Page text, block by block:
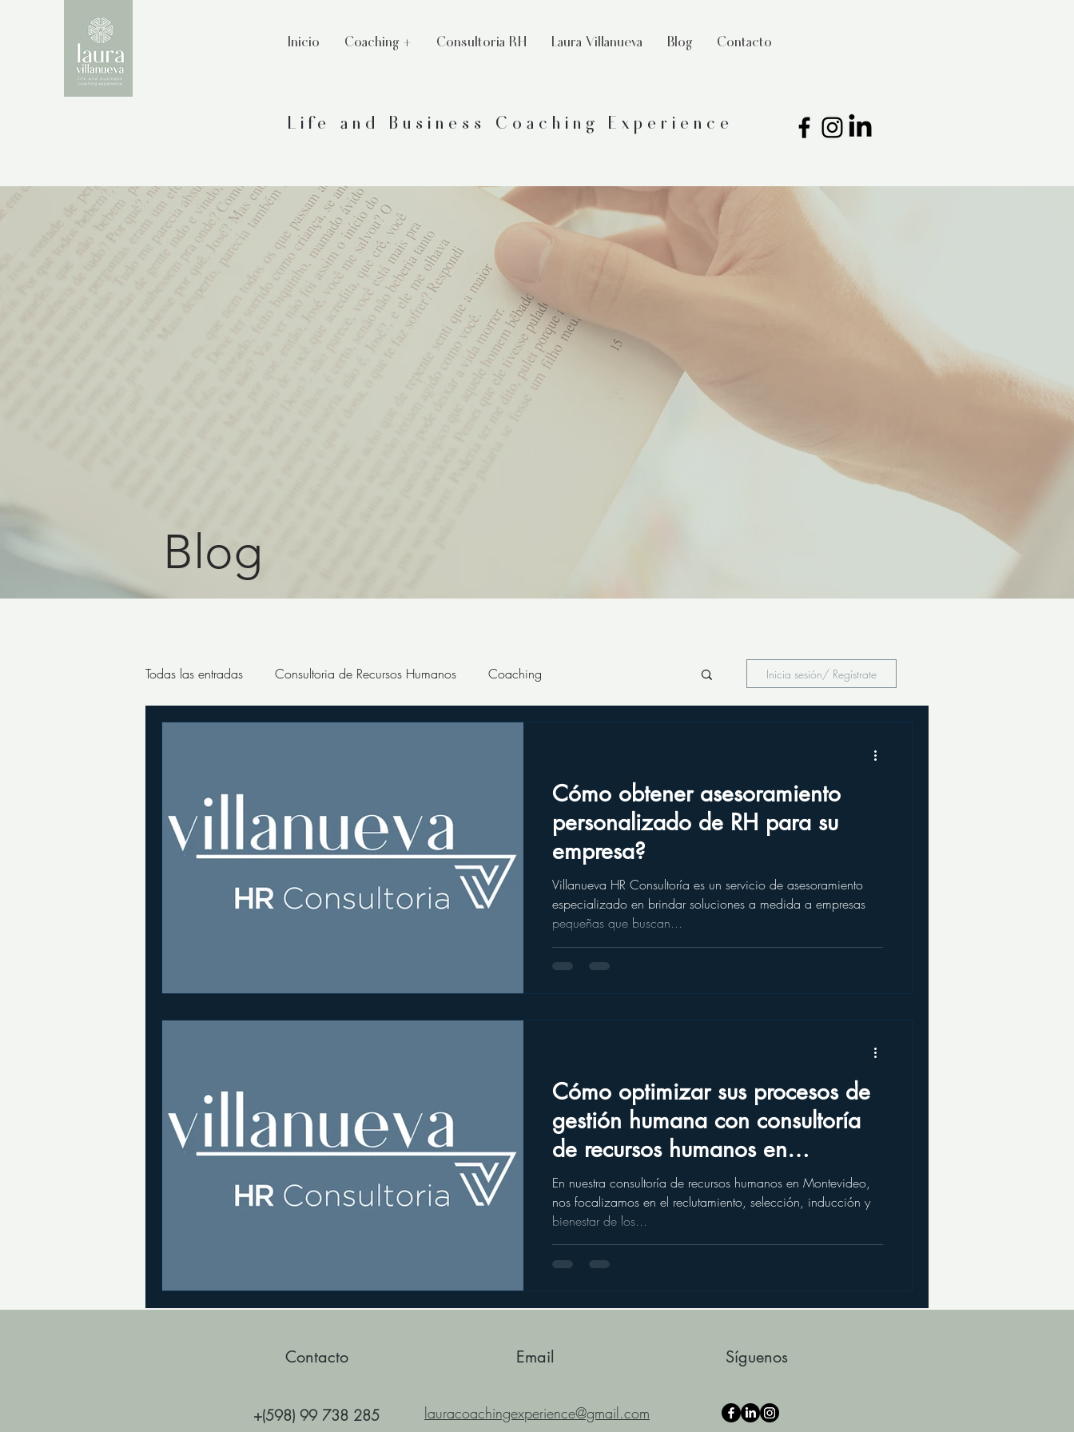
Inicio Coaching + Consultoria RH Laura Villanueva Blog Contacto
Life and Business Coaching Experience
Blog
Todas las entradas Consultoria de Recursos Humanos Coaching Inicia sesión/ Regístrate
Cómo obtener asesoramiento
personalizado de RH para su
empresa?
Villanueva HR Consultoría es un servicio de asesoramiento
especializado en brindar soluciones a medida a empresas
pequeñas que buscan...
Cómo optimizar sus procesos de
gestión humana con consultoría
de recursos humanos en
Montevideo
En nuestra consultoría de recursos humanos en Montevideo,
nos focalizamos en el reclutamiento, selección, inducción y
bienestar de los...
Contacto
+(598) 99 738 285
Email
lauracoachingexperience@gmail.com
Síguenos